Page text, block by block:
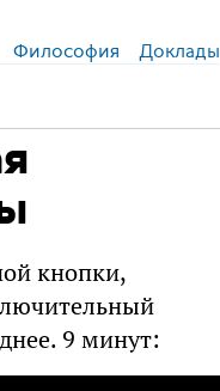
Философия Доклады
кнопки,
9 минут: